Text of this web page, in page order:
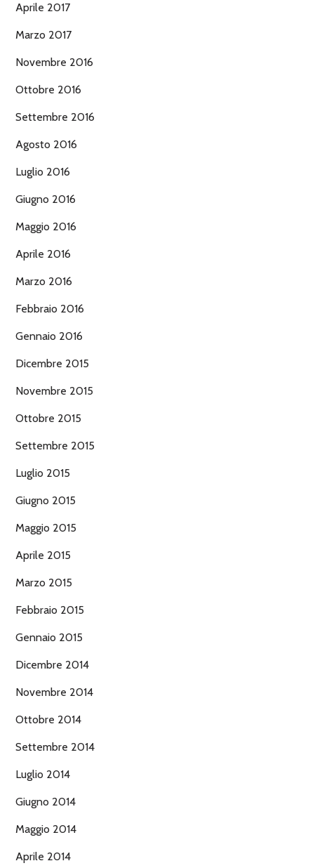
Aprile 2017
Marzo 2017
Novembre 2016
Ottobre 2016
Settembre 2016
Agosto 2016
Luglio 2016
Giugno 2016
Maggio 2016
Aprile 2016
Marzo 2016
Febbraio 2016
Gennaio 2016
Dicembre 2015
Novembre 2015
Ottobre 2015
Settembre 2015
Luglio 2015
Giugno 2015
Maggio 2015
Aprile 2015
Marzo 2015
Febbraio 2015
Gennaio 2015
Dicembre 2014
Novembre 2014
Ottobre 2014
Settembre 2014
Luglio 2014
Giugno 2014
Maggio 2014
Aprile 2014